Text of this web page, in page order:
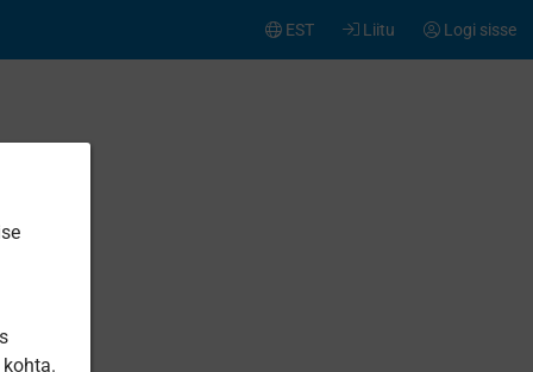
Logi sisse
Liitu
EST